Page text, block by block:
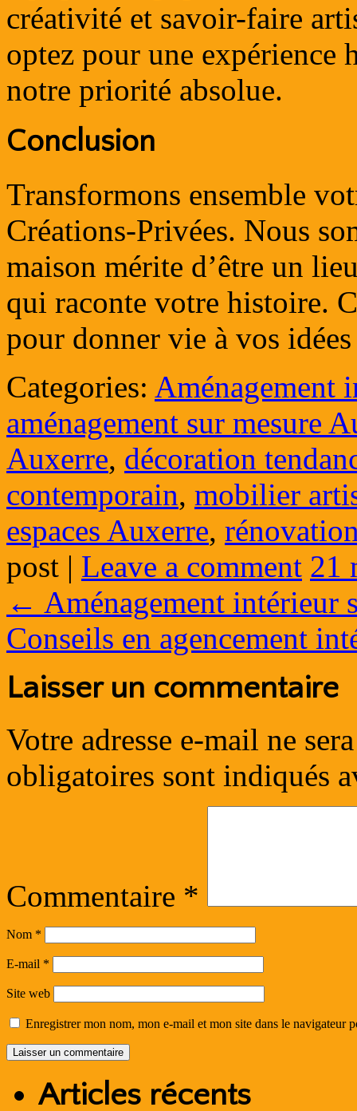
créativité et savoir-faire
optez pour une expérience
notre priorité absolue.
Conclusion
Transformons ensemble
Créations-Privées. Nous
maison mérite d’être un
qui raconte votre histoire.
pour donner vie à vos
Categories: Aménagement
aménagement sur mesure
Auxerre, décoration
contemporain, mobilier
espaces Auxerre,
post | Leave a comment 21
← Aménagement intérieur
Conseils en agencement
Laisser un commentaire
Votre adresse e-mail ne
obligatoires sont indiqués
Commentaire *
Nom *
E-mail *
Site web
Enregistrer mon nom, mon e-mail et mon site dans le navigateur
Articles récents